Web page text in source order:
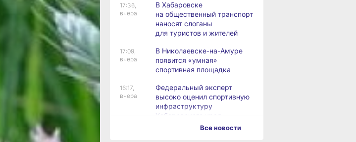
17:36,
вчера
В Хабаровске
на общественный транспорт
наносят слоганы
для туристов и жителей
17:09,
вчера
В Николаевске-на-Амуре
появится «умная»
спортивная площадка
16:17,
вчера
Федеральный эксперт
высоко оценил спортивную
инфраструктуру
Хабаровского края
Все новости